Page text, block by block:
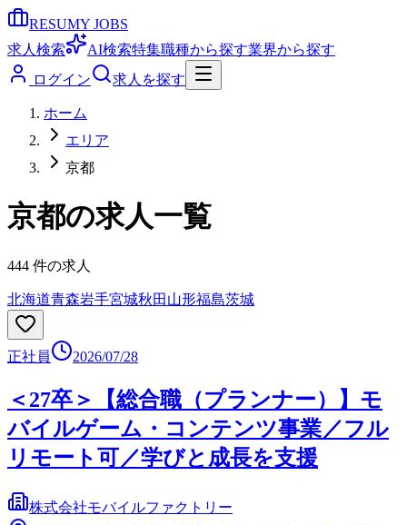
RESUMY JOBS
求人検索
AI検索特集職種から探す業界から探す
ログイン
求人を探す
ホーム
エリア
京都
京都の求人一覧
444 件の求人
北海道青森岩手宮城秋田 山形福島茨城
正社員 2026/07/28
＜27卒＞【総合職（プランナー）】モ
バイルゲーム・コンテンツ事業／フル
リモート可／学びと成長を支援
株式会社モバイルファクトリー